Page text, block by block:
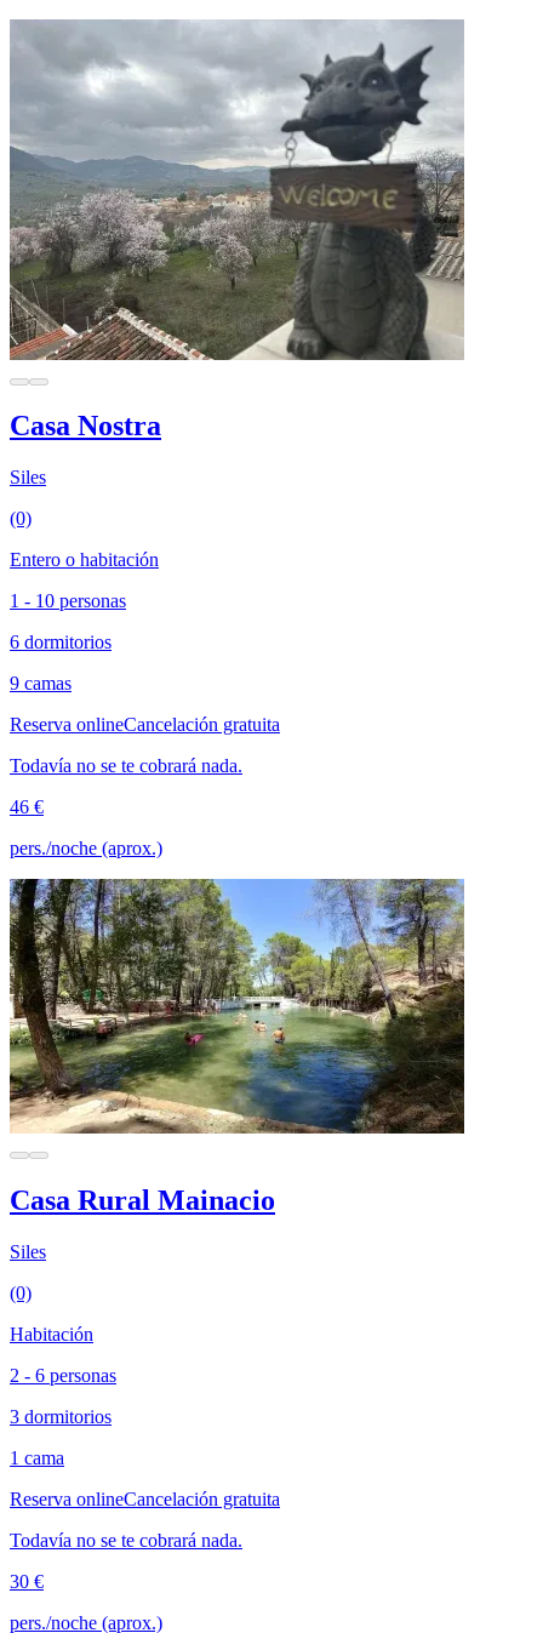
Casa Nostra
Siles
(0)
Entero o habitación
1 - 10 personas
6 dormitorios
9 camas
Reserva onlineCancelación gratuita
Todavía no se te cobrará nada.
46 €
pers./noche (aprox.)
Casa Rural Mainacio
Siles
(0)
Habitación
2 - 6 personas
3 dormitorios
1 cama
Reserva onlineCancelación gratuita
Todavía no se te cobrará nada.
30 €
pers./noche (aprox.)